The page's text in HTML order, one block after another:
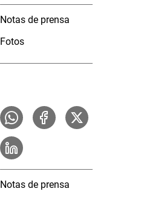
Notas de prensa
Fotos
Notas de prensa